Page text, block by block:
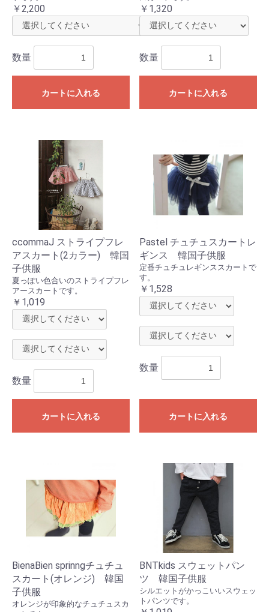
￥2,200
数量
カートに入れる
￥1,320
数量
カートに入れる
ccommaJ ストライプフレ
アスカート(2カラー) 韓国
子供服
夏っぽい色合いのストライプフレ
アースカートです。
￥1,019
数量
カートに入れる
Pastel チュチュスカートレ
ギンス 韓国子供服
定番チュチュレギンススカートで
す。
￥1,528
数量
カートに入れる
BienaBien sprinngチュチュ
スカート(オレンジ) 韓国
子供服
オレンジが印象的なチュチュスカ
BNTkids スウェットパン
ツ 韓国子供服
シルエットがかっこいいスウェッ
トパンツです。